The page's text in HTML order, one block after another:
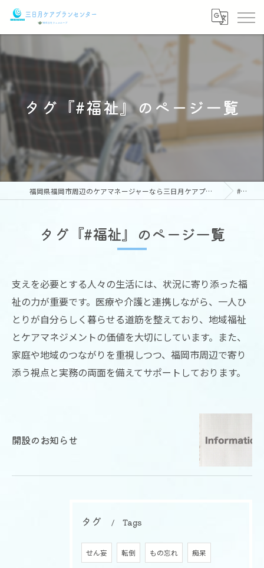
タグ『#福祉』のページ一覧
福岡県福岡市周辺のケアマネージャーなら三日月ケアプランセンター #福祉
タグ『#福祉』のページ一覧
支えを必要とする人々の生活には、状況に寄り添った福
祉の力が重要です。医療や介護と連携しながら、一人ひ
とりが自分らしく暮らせる道筋を整えており、地域福祉
とケアマネジメントの価値を大切にしています。また、
家庭や地域のつながりを重視しつつ、福岡市周辺で寄り
添う視点と実務の両面を備えてサポートしております。
開設のお知らせ
タグ Tags
せん妄 転倒 もの忘れ 痴呆